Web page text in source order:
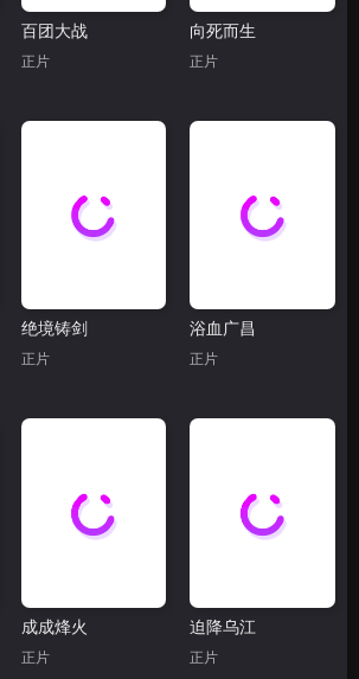
百团大战
正片
向死而生
正片
绝境铸剑
正片
浴血广昌
正片
成成烽火
正片
迫降乌江
正片